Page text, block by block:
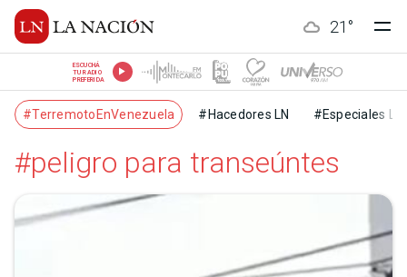
21 °
ESCUCHÁ
TU RADIO
PREFERIDA
#TerremotoEnVenezuela #Hacedores LN #Especiales LN
#peligro para transeúntes